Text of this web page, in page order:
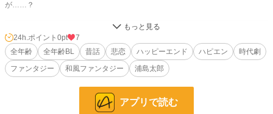
が……？
228,777 位 / 228,777 件
BL 31,415 位 / 31,415 件
お気に入り 1
24h.ポイント 0pt
7
全年齢
全年齢BL 昔話 悲恋 ハッピーエンド ハピエン
時代劇
ファンタジー
和風ファンタジー 浦島太郎
アプリで読む